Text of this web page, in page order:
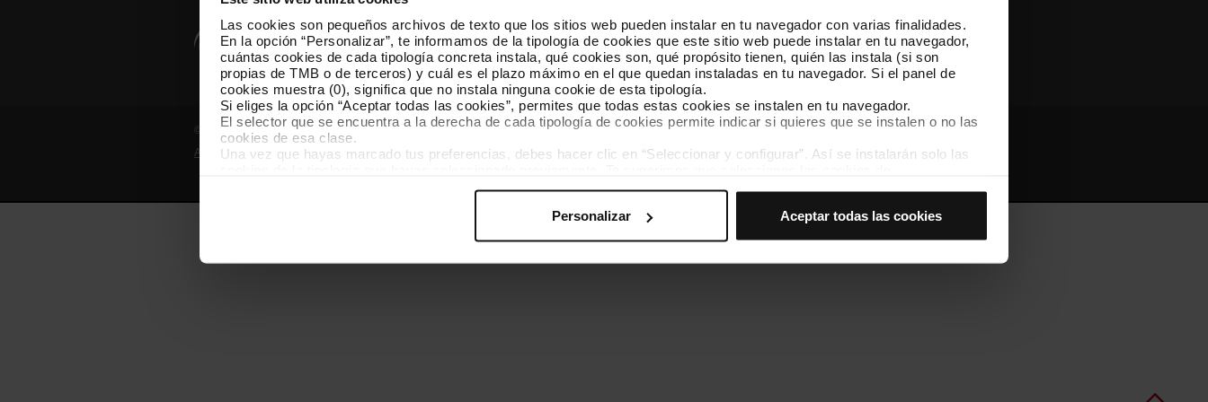
Las cookies son pequeños archivos de texto que los sitios web pueden instalar en tu navegador con varias finalidades.
En la opción “Personalizar”, te informamos de la tipología de cookies que este sitio web puede instalar en tu navegador,
cuántas cookies de cada tipología concreta instala, qué cookies son, qué propósito tienen, quién las instala (si son
propias de TMB o de terceros) y cuál es el plazo máximo en el que quedan instaladas en tu navegador. Si el panel de
cookies muestra (0), significa que no instala ninguna cookie de esta tipología.
Si eliges la opción “Aceptar todas las cookies”, permites que todas estas cookies se instalen en tu navegador.
El selector que se encuentra a la derecha de cada tipología de cookies permite indicar si quieres que se instalen o no las
cookies de esa clase.
Una vez que hayas marcado tus preferencias, debes hacer clic en “Seleccionar y configurar”. Así se instalarán solo las
personalización, porque permiten recordar tus opciones de navegación (como el idioma) y mejoran tu experiencia de
Las cookies necesarias son imprescindibles para el funcionamiento de la web y, por tanto, si no las aceptas, no puedes
“Gestor de cookies”, que encontrarás en el menú de la parte inferior de la web.
Personalizar Aceptar todas las cookies
Conócenos Contacta Otras webs de TMB
© Grupo TMB - Todos los derechos reservados
Aviso legal
Política de privacidad Política de cookies Gestor de cookies Accesibilidad Mapa web Webs de interés Intranet